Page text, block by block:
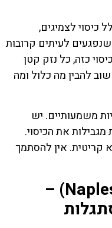
כיסוי לצמיגים,
לעיתים קרובות
כזה, כל נזק קטן
להבין מה כלול ומה
משמעותיים. יש
את הכיסוי.
קריטית. אין להסתמך
נהיגה בתוך נאפולי (Naples) –